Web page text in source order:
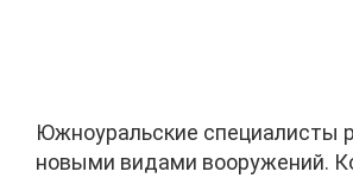
Южноуральские специалисты
новыми видами вооружений.